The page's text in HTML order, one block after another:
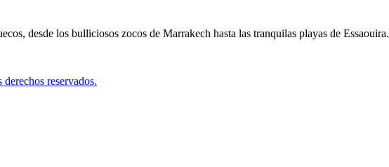
desde los bulliciosos zocos de Marrakech hasta las tranquilas playas de Essaouira.
reservados.